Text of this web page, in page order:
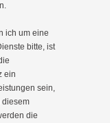
ich um eine
bitte, ist
ein
sein,
diesem
die